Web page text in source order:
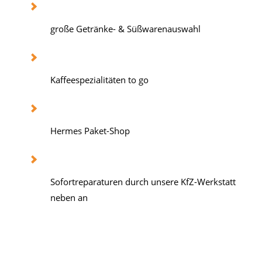
große Getränke- & Süßwarenauswahl
Kaffeespezialitäten to go
Hermes Paket-Shop
Sofortreparaturen durch unsere KfZ-Werkstatt
neben an